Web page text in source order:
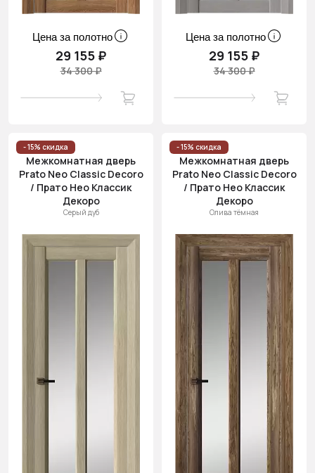
Цена за полотно
29 155 ₽
34 300 ₽
Цена за полотно
29 155 ₽
34 300 ₽
- 15% скидка
Межкомнатная дверь
Prato Neo Classic Decoro
/ Прато Нео Классик
Декоро
Серый дуб
- 15% скидка
Межкомнатная дверь
Prato Neo Classic Decoro
/ Прато Нео Классик
Декоро
Олива тёмная